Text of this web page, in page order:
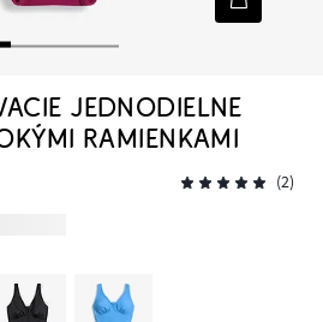
JEDNODIELNE
RAMIENKAMI
(2)